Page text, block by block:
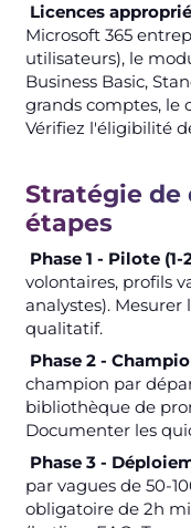
Licences
Microsoft 365
utilisateurs), le
Business Basic,
grands comptes, le
Vérifiez l'éligibilité
Stratégie
étapes
Phase 1 - Pilote
volontaires, profils
analystes).
qualitatif.
Phase 2 -
champion par
bibliothèque de
Documenter les
Phase 3 -
par vagues de 50-
obligatoire de 2h